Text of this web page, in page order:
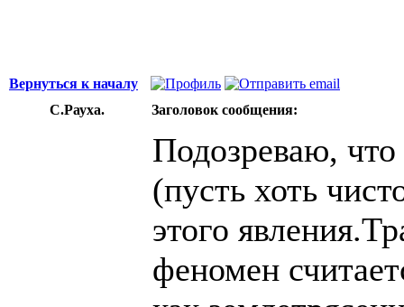
Вернуться к началу
C.Рауха.
Заголовок сообщения:
Подозреваю,
(пусть хоть
этого
феномен